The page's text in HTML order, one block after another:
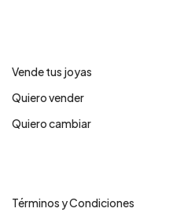
Vende tus joyas
Quiero vender
Quiero cambiar
Términos y Condiciones